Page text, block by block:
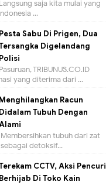
Langsung saja kita mulai yang
...
Pesta Sabu Di Prigen, Dua
Digelandang
Polisi
Pasuruan, TRIBUNUS.CO.ID -
yang diterima dari ...
Menghilangkan Racun
Didalam Tubuh Dengan
Membersihkan tubuh dari zat
detoksif...
CCTV, Aksi Pencuri
Berhijab Di Toko Kain